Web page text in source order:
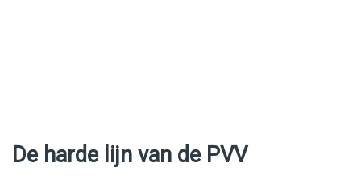
De harde lijn van de PVV